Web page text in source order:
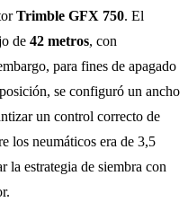
Trimble GFX 750. El
de 42 metros, con
para fines de apagado
se configuró un ancho
un control correcto de
los neumáticos era de 3,5
la estrategia de siembra con